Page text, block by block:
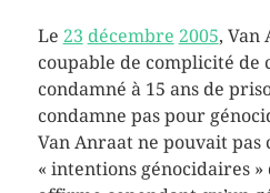
Le 23 décembre 2005, Van
coupable de complicité de
condamné à 15 ans de
condamne pas pour
Van Anraat ne pouvait pas
« intentions génocidaires